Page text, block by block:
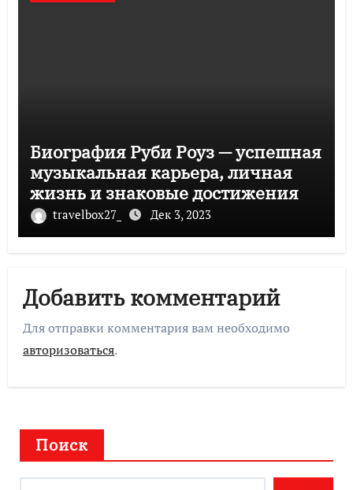
Биография Руби Роуз — успешная
музыкальная карьера, личная
жизнь и знаковые достижения
travelbox27_ Дек 3, 2023
Добавить комментарий
Для отправки комментария вам необходимо
авторизоваться.
Поиск